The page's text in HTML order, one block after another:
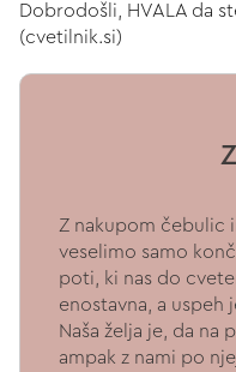
Dobrodošli, HVALA da
(cvetilnik.si)
Z nakupom čebulic
veselimo samo
poti, ki nas do
enostavna, a uspeh
Naša želja je, da na
ampak z nami po